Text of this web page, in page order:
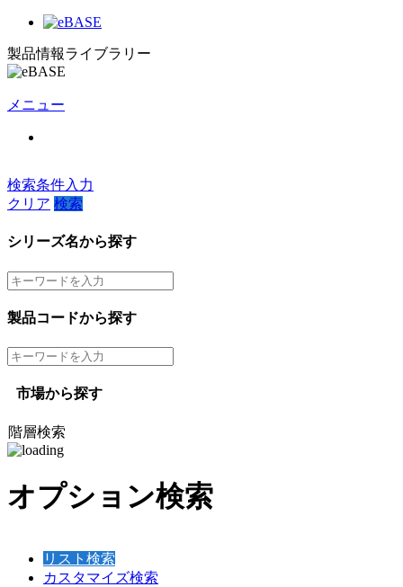
製品情報ライブラリー
メニュー
検索条件入力
クリア 検索
シリーズ名から探す
製品コードから探す
市場から探す
階層検索
オプション検索
リスト検索
カスタマイズ検索